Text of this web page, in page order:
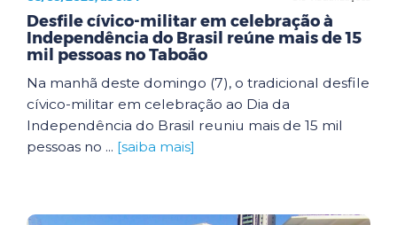
Desfile cívico-militar em celebração à
Independência do Brasil reúne mais de 15
mil pessoas no Taboão
Na manhã deste domingo (7), o tradicional desfile
cívico-militar em celebração ao Dia da
Independência do Brasil reuniu mais de 15 mil
pessoas no ... [saiba mais]